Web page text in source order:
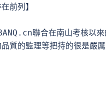
前列】
聯合在南山考核以
質的監理等把持的很是嚴